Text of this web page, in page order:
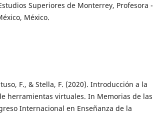
Superiores de Monterrey, Profesora -
México.
F., & Stella, F. (2020). Introducción a la
herramientas virtuales. In Memorias de las
Internacional en Enseñanza de la